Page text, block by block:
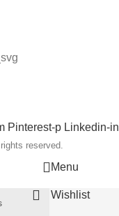
Pinterest-p Linkedin-in
reserved.
Menu
Wishlist